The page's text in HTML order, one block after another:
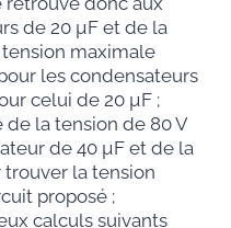
de 20 µF et de la
maximale
les condensateurs
celui de 20 µF ;
la tension de 80 V
de 40 µF et de la
la tension
proposé ;
calculs suivants